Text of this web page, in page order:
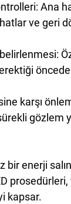
Ana
ve geri
karşı
gözlem
bir enerji
kapsar.